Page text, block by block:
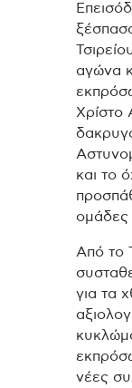
αγώνα
Χρίστο
και το
ομάδες
Από το
για τα
νέες